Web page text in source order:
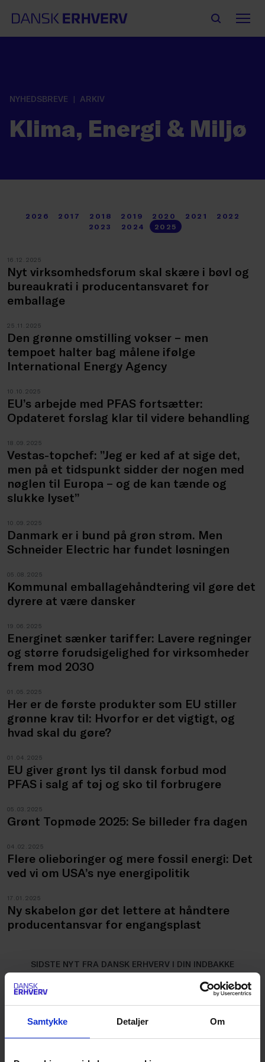
Samtykke Detaljer Om
NYHEDSBREVE ARKIV
Klima, Energi & Miljø
2026 2017 2018 2019 2020 2021
2022
2023
2024 2025
16.12.2025
Nyt virksomhedsforum skal skære i bøvl og
bureaukrati i producentansvaret for
emballage
25.11.2025
Den grønne omstilling vokser – men
tempoet halter bag målene ifølge
International Energy Agency
10.10.2025
EU’s arbejde med PFAS fortsætter:
Opdateret forslag klar til videre behandling
18.09.2025
Vestas-topchef: ”Jeg er ked af at sige det,
men på et tidspunkt sidder der nogen med
nøglen til Europa – og de kan tænde og
slukke lyset”
10.09.2025
Danmark er i bund på grøn strøm. Men
Schneider Electric har fundet løsningen
05.08.2025
Kommunal emballagehåndtering vil gøre det
dyrere at være dansker
19.06.2025
Energinet sænker tariffer: Lavere regninger
og større forudsigelighed for virksomheder
frem mod 2030
01.05.2025
Her er de første produkter som EU stiller
grønne krav til: Hvorfor er det vigtigt, og
hvad skal du gøre?
01.04.2025
EU giver grønt lys til dansk forbud mod
PFAS i salg af tøj og sko til forbrugere
05.03.2025
Grønt Topmøde 2025: Se billeder fra dagen
04.02.2025
Flere olieboringer og mere fossil energi: Det
ved vi om USA’s nye energipolitik
17.01.2025
Ny skabelon gør det lettere at håndtere
producentansvar for engangsplast
SIDSTE NYT FRA DANSK ERHVERV I DIN INDBAKKE
Tilmeld dig nyheder om
Klima, Energi & Miljø
Når du tilmelder dig nyheder fra Dansk Erhverv, giver du
analyser, samt efter omstændighederne tilbud om